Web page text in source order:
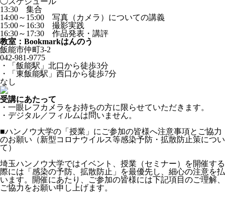
13:30 集合
14:00～15:00 写真（カメラ）についての講義
15:00～16:30 撮影実践
16:30～17:30 作品発表・講評
教室：Bookmarkはんのう
飯能市仲町3-2
042-981-9775
・「飯能駅」北口から徒歩3分
・「東飯能駅」西口から徒歩7分
なし
受講にあたって
・一眼レフカメラをお持ちの方に限らせていただきます。
・デジタル／フィルムは問いません。
■ハンノウ大学の「授業」にご参加の皆様へ注意事項とご協力
のお願い（新型コロナウイルス等感染予防・拡散防止策につい
て）
埼玉ハンノウ大学ではイベント、授業（セミナー）を開催する
際には「感染の予防、拡散防止」を最優先し、細心の注意を払
います。開催にあたり、ご参加の皆様には下記項目のご理解、
ご協力をお願い申し上げます。